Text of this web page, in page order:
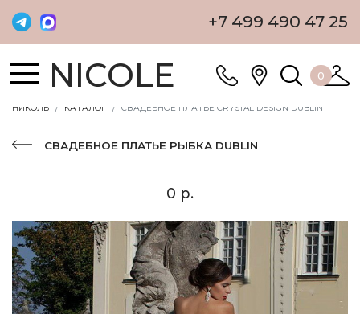
+7 499 490 47 25
NICOLE 0
НИКОЛЬ КАТАЛОГ СВАДЕБНОЕ ПЛАТЬЕ CRYSTAL DESIGN DUBLIN
СВАДЕБНОЕ ПЛАТЬЕ РЫБКА DUBLIN
0 р.